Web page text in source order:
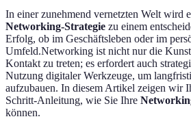
In einer zunehmend vernetzten Welt wird
Networking-Strategie zu einem
Erfolg, ob im Geschäftsleben oder im
Umfeld.Networking ist nicht nur die
Kontakt zu treten; es erfordert auch
Nutzung digitaler Werkzeuge, um
aufzubauen. In diesem Artikel zeigen wir
Schritt-Anleitung, wie Sie Ihre
können.